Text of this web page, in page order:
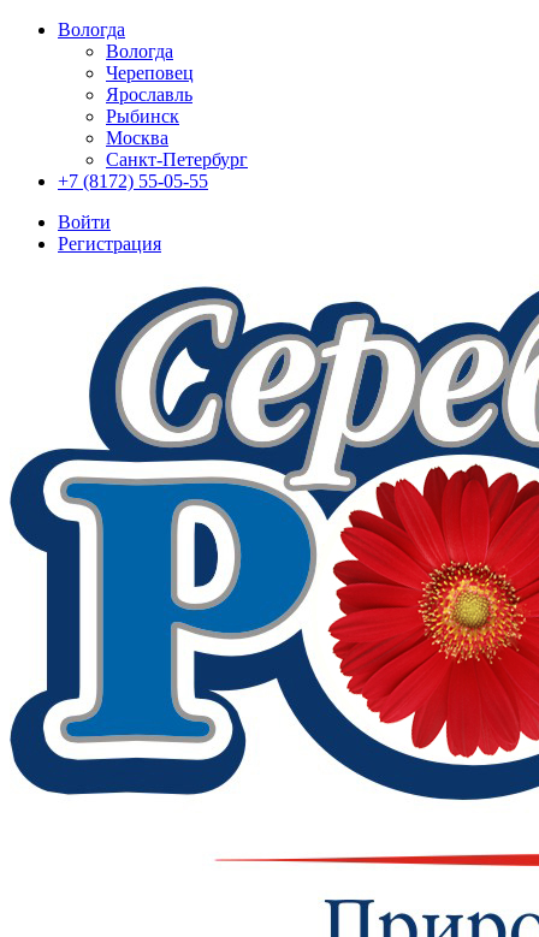
Вологда
Вологда
Череповец
Ярославль
Рыбинск
Москва
Санкт-Петербург
+7 (8172) 55-05-55
Войти
Регистрация